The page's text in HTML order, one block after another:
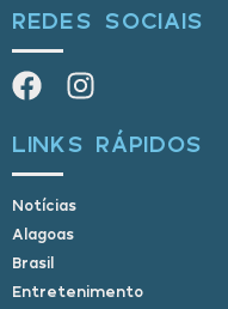
REDES SOCIAIS
LINKS RÁPIDOS
Notícias
Alagoas
Brasil
Entretenimento